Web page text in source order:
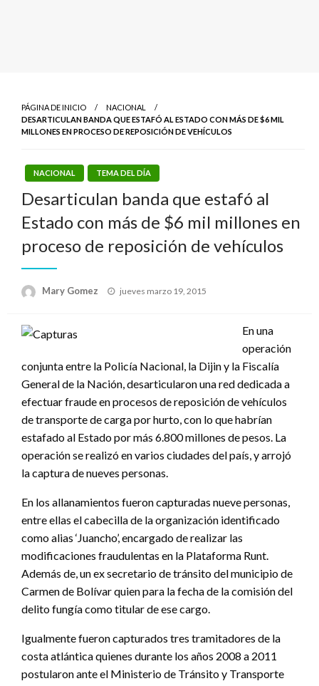
PÁGINA DE INICIO
NACIONAL
DESARTICULAN BANDA QUE ESTAFÓ AL ESTADO CON MÁS DE $6 MIL
MILLONES EN PROCESO DE REPOSICIÓN DE VEHÍCULOS
NACIONAL TEMA DEL DÍA
Desarticulan banda que estafó al
Estado con más de $6 mil millones en
proceso de reposición de vehículos
Mary Gomez
Publicado
jueves marzo 19, 2015
En una
operación
conjunta entre la Policía Nacional, la Dijin y la Fiscalía
General de la Nación, desarticularon una red dedicada a
efectuar fraude en procesos de reposición de vehículos
de transporte de carga por hurto, con lo que habrían
estafado al Estado por más 6.800 millones de pesos. La
operación se realizó en varios ciudades del país, y arrojó
la captura de nueves personas.
En los allanamientos fueron capturadas nueve personas,
entre ellas el cabecilla de la organización identificado
como alias ‘Juancho’, encargado de realizar las
modificaciones fraudulentas en la Plataforma Runt.
Además de, un ex secretario de tránsito del municipio de
Carmen de Bolívar quien para la fecha de la comisión del
delito fungía como titular de ese cargo.
Igualmente fueron capturados tres tramitadores de la
costa atlántica quienes durante los años 2008 a 2011
postularon ante el Ministerio de Tránsito y Transporte